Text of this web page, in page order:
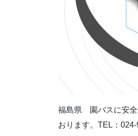
福島県 園バスに安
おります。TEL：